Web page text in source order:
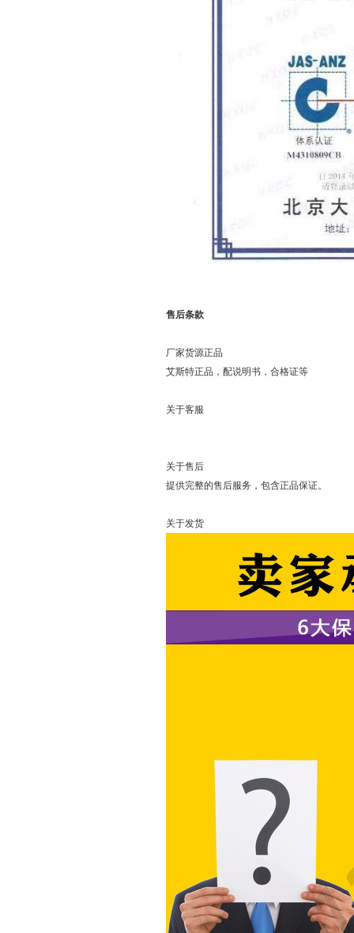
售后条款
厂家货源正品
艾斯特正品，配说明书，合格证等
关于客服
关于售后
提供完整的售后服务，包含正品保证。
关于发货